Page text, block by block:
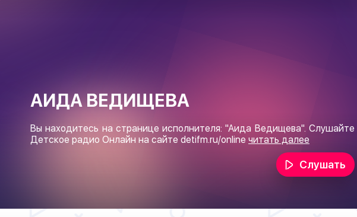
АИДА ВЕДИЩЕВА
Вы находитесь на странице исполнителя: "Аида Ведищева". Слушайте
Детское радио Онлайн на сайте detifm.ru/online читать далее
Слушать